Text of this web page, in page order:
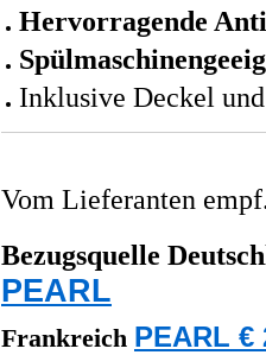
Hervorragende
Inklusive Deckel
Vom Lieferanten
Bezugsquelle
PEARL
Frankreich PEARL €